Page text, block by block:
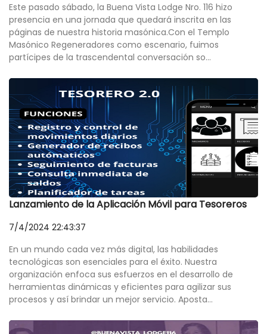
Este pasado sábado, la Buena Vista Lodge Nro. 116 hizo
presencia en una jornada que quedará inscrita en las
páginas de nuestra historia masónica.Con el Templo
Masónico Regeneradores como escenario, fuimos
partícipes de la trascendental conversación so...
Lanzamiento de la Aplicación Móvil para Tesoreros
7/4/2024 22:43:37
En un mundo cada vez más digital, las habilidades
tecnológicas son esenciales para el éxito. Nuestra
organización enfoca sus esfuerzos en el desarrollo de
herramientas dinámicas y eficientes para agilizar sus
procesos y así brindar un mejor servicio. Aposta...